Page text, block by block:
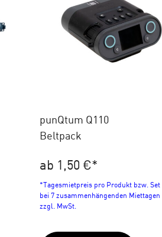
punQtum Q110
Beltpack
ab 1,50 €*
*Tagesmietpreis pro Produkt bzw. Set
bei 7 zusammenhängenden Miettagen
zzgl. MwSt.